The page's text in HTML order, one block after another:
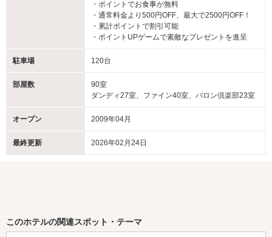
・ポイントでお食事が無料
・通常料金より500円OFF、最大で2500円OFF！
・累計ポイントで割引可能
・ポイントUPゲームで素敵なプレゼントを進呈
駐車場 120台
部屋数
90室
ダンディ27室、ファイン40室、バロン倶楽部23室
オープン 2009年04月
最終更新 2026年02月24日
このホテルの関連スポット・テーマ